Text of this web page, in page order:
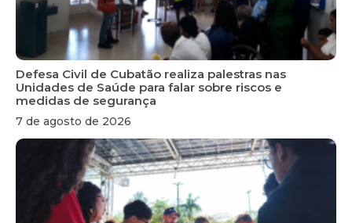
Defesa Civil de Cubatão realiza palestras nas
Unidades de Saúde para falar sobre riscos e
medidas de segurança
7 de agosto de 2026